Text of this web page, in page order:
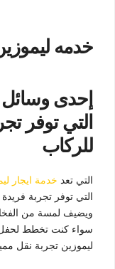
خدمه
إحدى وسائل
التي توفر
للركاب
التي تعد خدمة ايجار
التي توفر تجربة
ويضيف لمسة من
سواء كنت تخطط لحفل
ليموزين تجربة نقل